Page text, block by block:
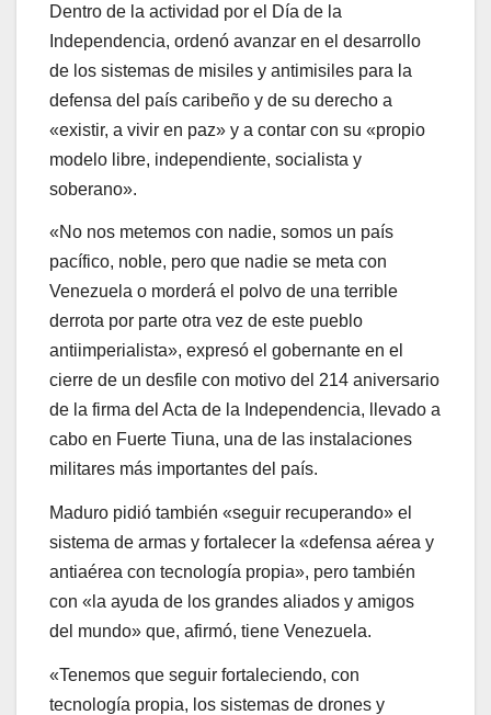
Dentro de la actividad por el Día de la
Independencia, ordenó avanzar en el desarrollo
de los sistemas de misiles y antimisiles para la
defensa del país caribeño y de su derecho a
«existir, a vivir en paz» y a contar con su «propio
modelo libre, independiente, socialista y
soberano».
«No nos metemos con nadie, somos un país
pacífico, noble, pero que nadie se meta con
Venezuela o morderá el polvo de una terrible
derrota por parte otra vez de este pueblo
antiimperialista», expresó el gobernante en el
cierre de un desfile con motivo del 214 aniversario
de la firma del Acta de la Independencia, llevado a
cabo en Fuerte Tiuna, una de las instalaciones
militares más importantes del país.
Maduro pidió también «seguir recuperando» el
sistema de armas y fortalecer la «defensa aérea y
antiaérea con tecnología propia», pero también
con «la ayuda de los grandes aliados y amigos
del mundo» que, afirmó, tiene Venezuela.
«Tenemos que seguir fortaleciendo, con
tecnología propia, los sistemas de drones y